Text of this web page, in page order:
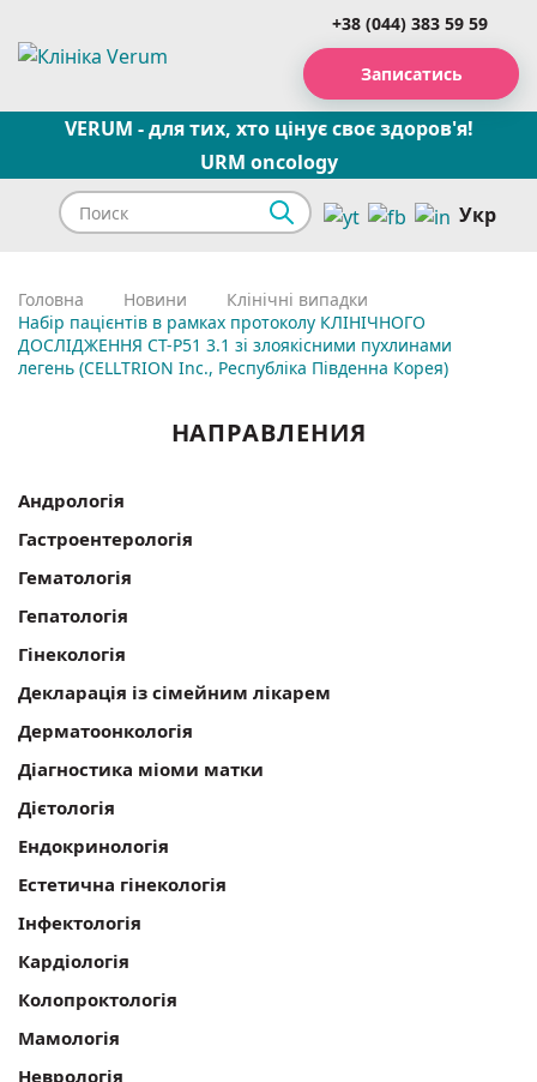
+38 (044) 383 59 59
Записатись
VERUM - для тих, хто цінує своє здоров'я!
URM oncology
Укр
Головна Новини
Клінічні випадки
Набір пацієнтів в рамках протоколу КЛІНІЧНОГО
ДОСЛІДЖЕННЯ CT-P51 3.1 зі злоякісними пухлинами
легень (CELLTRION Inc., Республіка Південна Корея)
НАПРАВЛЕНИЯ
Андрологія
Гастроентерологія
Гематологія
Гепатологія
Гінекологія
Декларація із сімейним лікарем
Дерматоонкологія
Діагностика міоми матки
Дієтологія
Ендокринологія
Естетична гінекологія
Інфектологія
Кардіологія
Колопроктологія
Мамологія
Неврологія